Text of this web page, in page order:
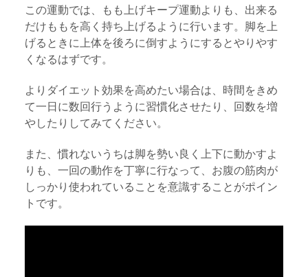
この運動では、もも上げキープ運動よりも、出来る
だけももを高く持ち上げるように行います。脚を上
げるときに上体を後ろに倒すようにするとやりやす
くなるはずです。
よりダイエット効果を高めたい場合は、時間をきめ
て一日に数回行うように習慣化させたり、回数を増
やしたりしてみてください。
また、慣れないうちは脚を勢い良く上下に動かすよ
りも、一回の動作を丁寧に行なって、お腹の筋肉が
しっかり使われていることを意識することがポイン
トです。